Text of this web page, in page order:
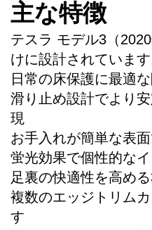
主な特徴
テスラ モデル3（
けに設計されています
日常の床保護に最適
滑り止め設計でより
現
お手入れが簡単な表
蛍光効果で個性的な
足裏の快適性を高め
複数のエッジトリム
す